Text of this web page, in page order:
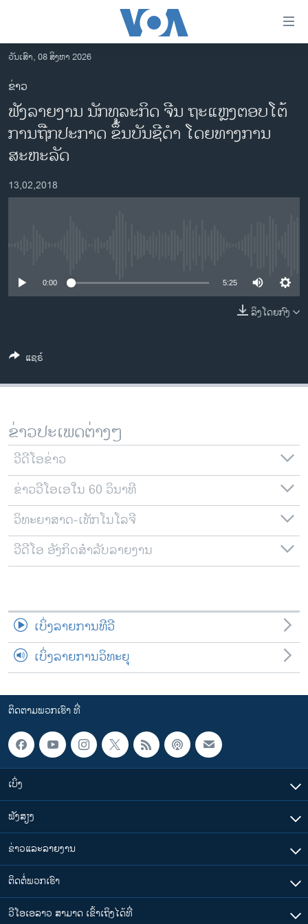
ເຂົ້າ
ຫາ
ຂ້າມ
ຂ້າມ
ຂ້າມ
ໄປ
ຫາ
ຊອກ
ຄົ້ນ
ອາເມຣິກາ
ການເລືອກຕັ້ງ ປະທານາທີບໍດີ ສະຫະລັດ 2024
ໂລກ
ຊຸມຊົນຊາວລາວ
ສຽງ
ລາຍການກະຈາຍສຽງ
ຕິດຕາມພວກເຮົາ ທີ່
ພາສາຕ່າງໆ
ວັນເສົາ, 08 ສິງຫາ 2026
ຂ່າວ
ຟັງລາຍງານ ນັກທຸລະກິດ ຈີນ ຖະແຫຼງຕອບໂຕ້
ການຖືກປະກາດ ຂຶ້ນບັນຊີດຳ ໂດຍທາງການ
ສະຫະລັດ
13,02,2018
0:00 5:25
ລິງໂດຍກົງ
ແຊຣ໌
ຂ່າວປະເພດຕ່າງໆ
ວີດີໂອຂ່າວ
ຂ່າວວີໂອເອໃນ 60 ວິນາທີ
ວິທະຍາສາດ-ເທັກໂນໂລຈີ
ວີດີໂອ ອັງກິດສຳລັບລາຍງານ
ເບິ່ງລາຍການທີວີ
ເບິ່ງລາຍການວິທະຍຸ
ຕິດຕາມພວກເຮົາ ທີ່
ເບິ່ງ
ຟັງສຽງ
ຂ່າວແລະລາຍງານ
ຕິດຕໍ່ພວກເຮົາ
ວີໂອເອລາວ ສາມາດ ເຂົ້າເຖິງໄດ້ທີ່